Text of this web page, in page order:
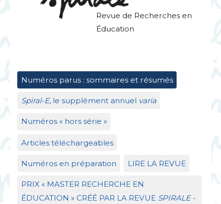
Revue de Recherches en
Éducation
Numéros parus : sommaires et résumés
Spiral-E, le supplément annuel varia
Numéros « hors série »
Articles téléchargeables
Numéros en préparation LIRE LA REVUE
PRIX« MASTER RECHERCHE EN
ÉDUCATION » CRÉÉ PAR LA REVUE SPIRALE-